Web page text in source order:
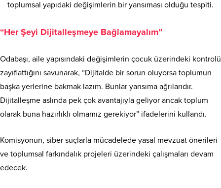
toplumsal yapıdaki değişimlerin bir yansıması olduğu tespiti.
“Her Şeyi Dijitalleşmeye Bağlamayalım”
Odabaşı, aile yapısındaki değişimlerin çocuk üzerindeki kontrolü
zayıflattığını savunarak, “Dijitalde bir sorun oluyorsa toplumun
başka yerlerine bakmak lazım. Bunlar yansıma ağrılarıdır.
Dijitalleşme aslında pek çok avantajıyla geliyor ancak toplum
olarak buna hazırlıklı olmamız gerekiyor” ifadelerini kullandı.
Komisyonun, siber suçlarla mücadelede yasal mevzuat önerileri
ve toplumsal farkındalık projeleri üzerindeki çalışmaları devam
edecek.